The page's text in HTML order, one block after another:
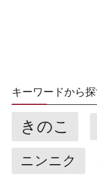
キーワードから
きのこ
ニンニク